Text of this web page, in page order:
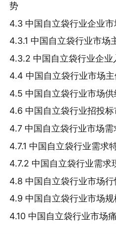
势
4.3 中国自立袋行业企业
4.3.1 中国自立袋行业市场
4.3.2 中国自立袋行业企业
4.4 中国自立袋行业市场
4.5 中国自立袋行业市场
4.6 中国自立袋行业招投
4.7 中国自立袋行业市场需
4.7.1 中国自立袋行业需求
4.7.2 中国自立袋行业需求
4.8 中国自立袋行业市场
4.9 中国自立袋行业市场
4.10 中国自立袋行业市场